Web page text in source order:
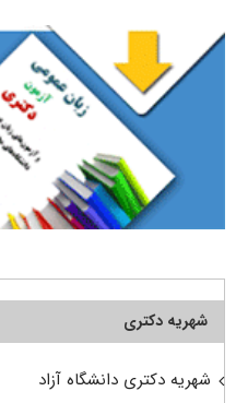
شهریه دکتری
شهریه دکتری دانشگاه آزاد